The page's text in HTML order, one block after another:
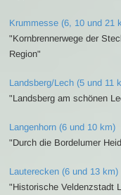
Krummesse (6, 10 und 21
"Kornbrennerwege der
Region"
Landsberg/Lech (5 und 11
"Landsberg am schönen
Langenhorn (6 und 10 km)
"Durch die Bordelumer
Lauterecken (6 und 13 km)
"Historische Veldenzstadt